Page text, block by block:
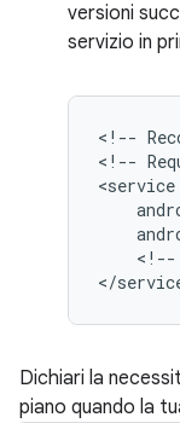
versioni
servizio in
<!--
<!--
<!--
Dichiari la
piano quando la